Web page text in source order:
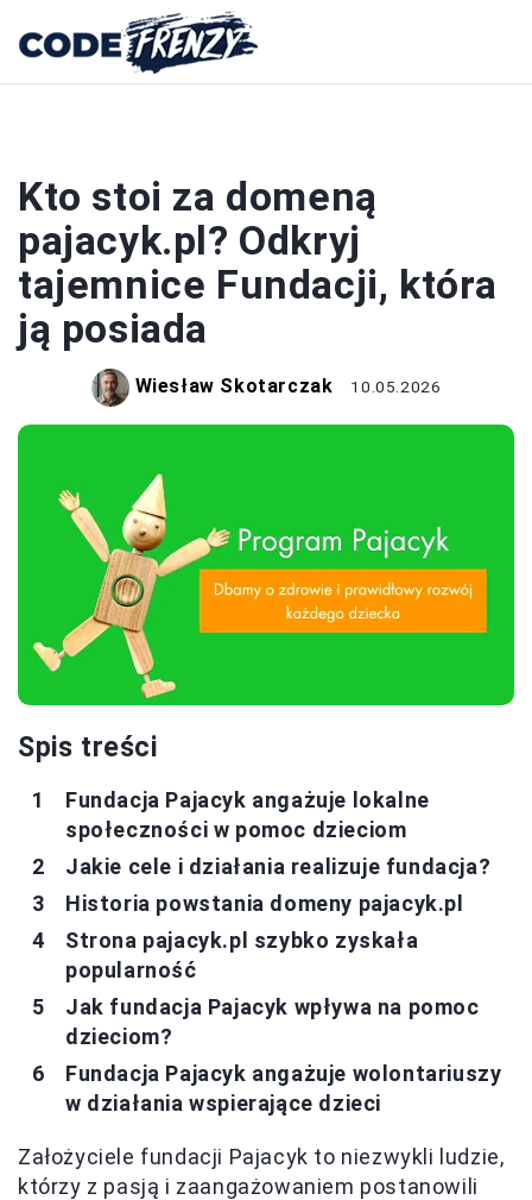
Kto stoi za domeną
pajacyk.pl? Odkryj
tajemnice Fundacji, która
ją posiada
Wiesław Skotarczak 10.05.2026
Spis treści
Fundacja Pajacyk angażuje lokalne
społeczności w pomoc dzieciom
Jakie cele i działania realizuje fundacja?
Historia powstania domeny pajacyk.pl
Strona pajacyk.pl szybko zyskała
popularność
Jak fundacja Pajacyk wpływa na pomoc
dzieciom?
Fundacja Pajacyk angażuje wolontariuszy
w działania wspierające dzieci
Założyciele fundacji Pajacyk to niezwykli ludzie,
którzy z pasją i zaangażowaniem postanowili